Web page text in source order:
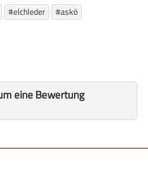
#elchleder #askö
eine Bewertung